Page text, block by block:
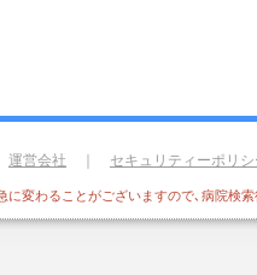
変わることがございますので､病院検
運営会社 セキュリティーポリシ